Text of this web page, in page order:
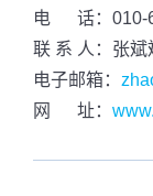
电 话：010-
联 系 人：张斌
电子邮箱：
网 址：